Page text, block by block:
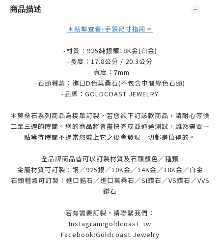
商品描述
＊點擊查看-手鍊尺寸指南＊
-材質：925純銀鍍18K金(白金)
-長度：17.8公分 / 20.3公分
-寬度：7mm
-石頭種類：進口D色莫桑石(不包含中間綠色石頭)
-品牌： GOLDCOAST JEWELRY
＊莫桑石系列商品為接單訂製，若您欲下訂該款商品，請耐心等候
二至三週的時間。您的商品將會盡快完成並通過測試，雖然需要一
點等待時間不過當您戴上它之後會發現一切都是值得的。
全品牌商品皆可以訂製材質及石頭顏色／種類
金屬材質可訂製：銅／925銀／10K金／14K金／18K金／白金
石頭種類可訂製：進口鋯石／進口莫桑石／SI鑽石／VS鑽石／VVS
鑽石
若有需要訂製，請聯繫我們：
Instagram:goldcoast_tw
Facebook:Goldcoast Jewelry